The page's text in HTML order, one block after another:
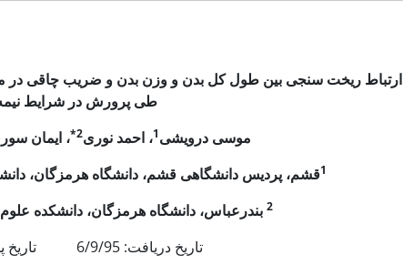
ارتباط ریخت سنجی بین طول کل بدن و وزن بدن و ضریب چاقی در
طی پرورش در شرایط
موسی درویشی1، احمد نوری2* ، ایمان
1قشم، پردیس دانشگاهی قشم، دانشگاه هرمزگان،
2 بندرعباس، دانشگاه هرمزگان، دانشکده
تاریخ دریافت: 6/9/95 تاریخ پذیرش: 13/9/96